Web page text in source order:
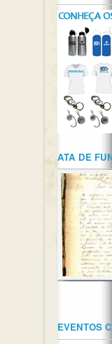
ATA DE
EVENTOS